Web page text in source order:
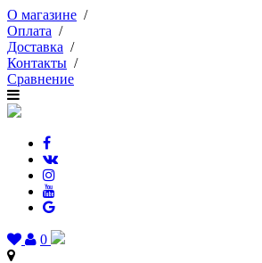
О магазине /
Оплата /
Доставка /
Контакты /
Сравнение
0